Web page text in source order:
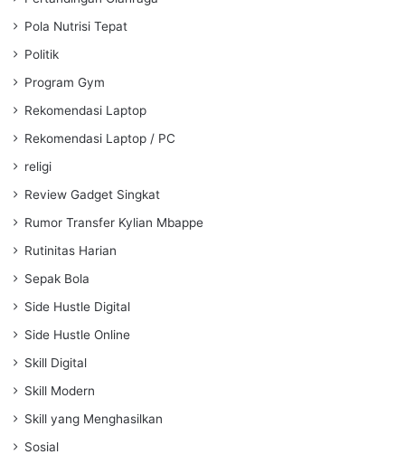
Pola Nutrisi Tepat
Politik
Program Gym
Rekomendasi Laptop
Rekomendasi Laptop / PC
religi
Review Gadget Singkat
Rumor Transfer Kylian Mbappe
Rutinitas Harian
Sepak Bola
Side Hustle Digital
Side Hustle Online
Skill Digital
Skill Modern
Skill yang Menghasilkan
Sosial